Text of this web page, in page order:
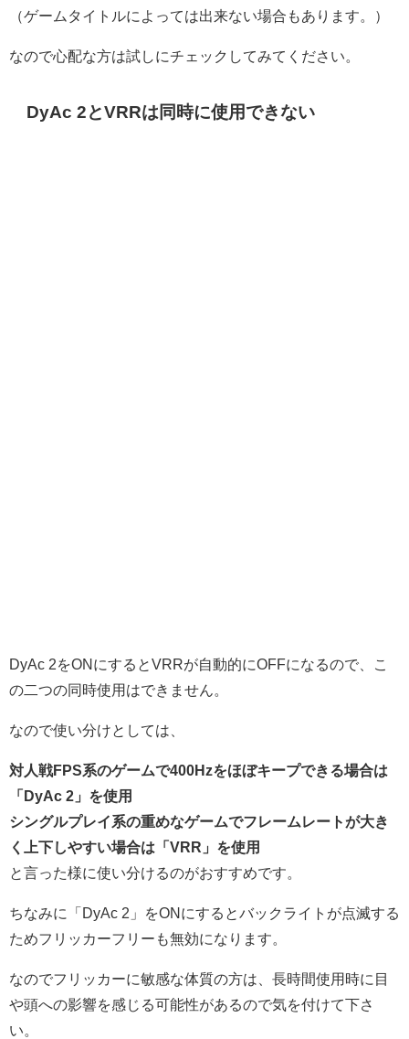
（ゲームタイトルによっては出来ない場合もあります。）
なので心配な方は試しにチェックしてみてください。
DyAc 2とVRRは同時に使用できない
DyAc 2をONにするとVRRが自動的にOFFになるので、こ
の二つの同時使用はできません。
なので使い分けとしては、
対人戦FPS系のゲームで400Hzをほぼキープできる場合は
「DyAc 2」を使用
シングルプレイ系の重めなゲームでフレームレートが大き
く上下しやすい場合は「VRR」を使用
と言った様に使い分けるのがおすすめです。
ちなみに「DyAc 2」をONにするとバックライトが点滅する
ためフリッカーフリーも無効になります。
なのでフリッカーに敏感な体質の方は、長時間使用時に目
や頭への影響を感じる可能性があるので気を付けて下さ
い。